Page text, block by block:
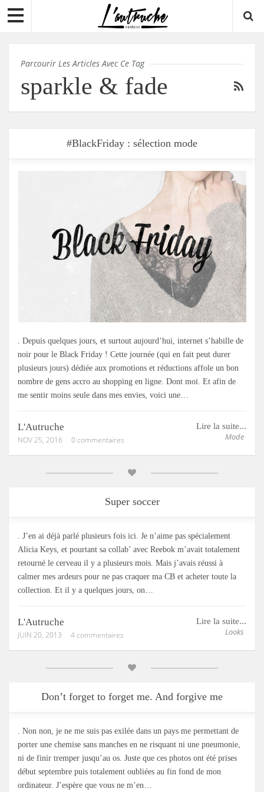
Parcourir Les Articles Avec Ce Tag
sparkle & fade
#BlackFriday : sélection mode
. Depuis quelques jours, et surtout aujourd’hui, internet s’habille de
noir pour le Black Friday ! Cette journée (qui en fait peut durer
plusieurs jours) dédiée aux promotions et réductions affole un bon
nombre de gens accro au shopping en ligne. Dont moi. Et afin de
me sentir moins seule dans mes envies, voici une…
Lire la suite...
Mode
L'Autruche
NOV 25, 2016 0 commentaires
Super soccer
. J’en ai déjà parlé plusieurs fois ici. Je n’aime pas spécialement
Alicia Keys, et pourtant sa collab’ avec Reebok m’avait totalement
retourné le cerveau il y a plusieurs mois. Mais j’avais réussi à
calmer mes ardeurs pour ne pas craquer ma CB et acheter toute la
collection. Et il y a quelques jours, on…
Lire la suite...
Looks
L'Autruche
JUIN 20, 2013 4 commentaires
Don’t forget to forget me. And forgive me
. Non non, je ne me suis pas exilée dans un pays me permettant de
porter une chemise sans manches en ne risquant ni une pneumonie,
ni de finir tremper jusqu’au os. Juste que ces photos ont été prises
début septembre puis totalement oubliées au fin fond de mon
ordinateur. J’espère que vous ne m’en…